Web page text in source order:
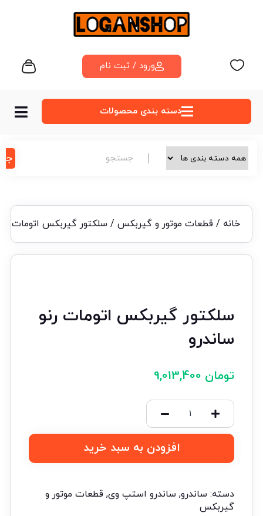
ورود / ثبت نام
دسته‌ بندی محصولات
خانه / قطعات موتور و گیربکس/ سلکتور گیربکس اتومات
سلکتور گیربکس اتومات رنو
ساندرو
تومان
افزودن به سبد خرید
دسته: ساندرو, ساندرو استپ وی, قطعات موتور و
گیربکس